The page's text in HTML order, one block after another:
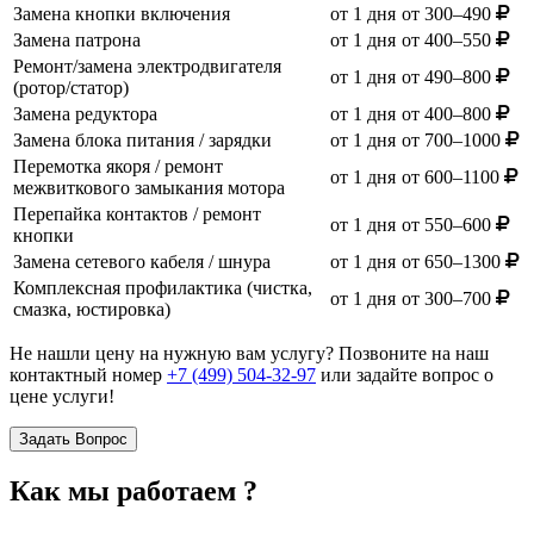
Замена кнопки включения
от 1 дня от 300–490
Замена патрона
от 1 дня от 400–550
Ремонт/замена электродвигателя
(ротор/статор)
от 1 дня от 490–800
Замена редуктора
от 1 дня от 400–800
Замена блока питания / зарядки
от 1 дня от 700–1000
Перемотка якоря / ремонт
межвиткового замыкания мотора
от 1 дня от 600–1100
Перепайка контактов / ремонт
кнопки
от 1 дня от 550–600
Замена сетевого кабеля / шнура
от 1 дня от 650–1300
Комплексная профилактика (чистка,
смазка, юстировка)
от 1 дня от 300–700
Не нашли цену на нужную вам услугу? Позвоните на наш
контактный номер +7 (499) 504-32-97 или задайте вопрос о
цене услуги!
Задать Вопрос
Как мы работаем ?